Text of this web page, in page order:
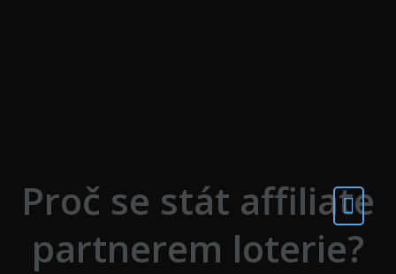
Proč se stát affiliate
partnerem loterie?